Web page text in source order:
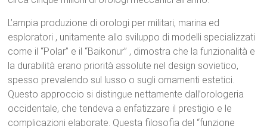
L’ampia produzione di orologi per militari, marina ed
esploratori , unitamente allo sviluppo di modelli specializzati
come il “Polar” e il “Baikonur” , dimostra che la funzionalità e
la durabilità erano priorità assolute nel design sovietico,
spesso prevalendo sul lusso o sugli ornamenti estetici.
Questo approccio si distingue nettamente dall’orologeria
occidentale, che tendeva a enfatizzare il prestigio e le
complicazioni elaborate. Questa filosofia del “funzione